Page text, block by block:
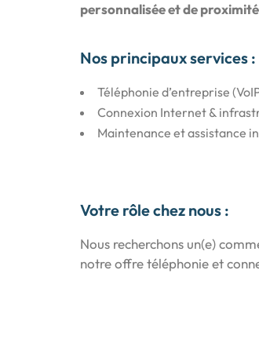
personnalisée et de proximité
Nos principaux services :
Téléphonie d’entreprise
Connexion Internet &
Maintenance et assistance
Votre rôle chez nous :
Nous recherchons un(e)
notre offre téléphonie et